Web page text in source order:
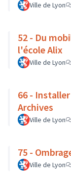
Ville de Lyon
52 - Du
l'école Alix
Ville de Lyon
66 -
Archives
Ville de Lyon
75 -
Ville de Lyon